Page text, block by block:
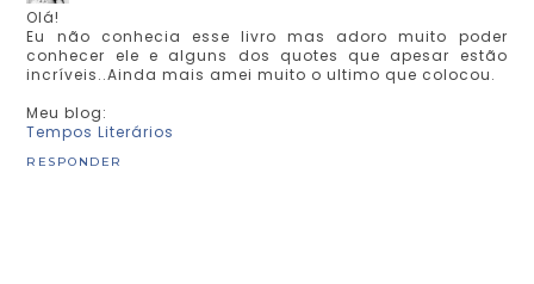
Olá!
Eu não conhecia esse livro mas adoro muito poder
conhecer ele e alguns dos quotes que apesar estão
incríveis..Ainda mais amei muito o ultimo que colocou.
Meu blog:
Tempos Literários
RESPONDER